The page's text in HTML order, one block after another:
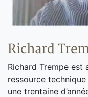
Richard
Richard Trempe
ressource
une trentaine